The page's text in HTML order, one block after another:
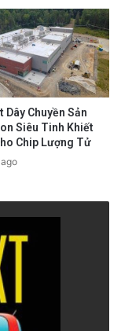
Dây Chuyền Sản
Siêu Tinh Khiết
Chip Lượng Tử